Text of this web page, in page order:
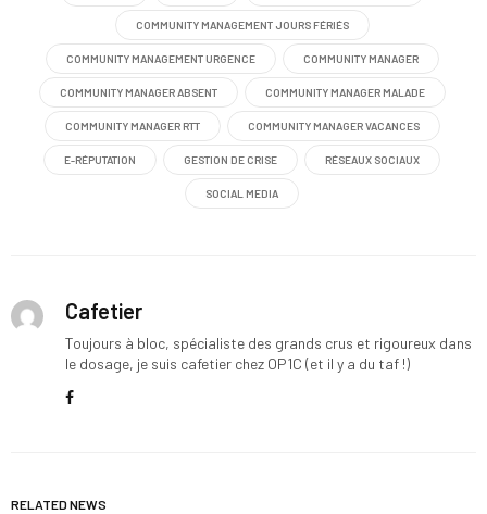
COMMUNITY MANAGEMENT JOURS FÉRIÉS
COMMUNITY MANAGEMENT URGENCE COMMUNITY MANAGER
COMMUNITY MANAGER ABSENT COMMUNITY MANAGER MALADE
COMMUNITY MANAGER RTT COMMUNITY MANAGER VACANCES
E-RÉPUTATION GESTION DE CRISE RÉSEAUX SOCIAUX
SOCIAL MEDIA
Cafetier
Toujours à bloc, spécialiste des grands crus et rigoureux dans
le dosage, je suis cafetier chez OP1C (et il y a du taf !)
RELATED NEWS